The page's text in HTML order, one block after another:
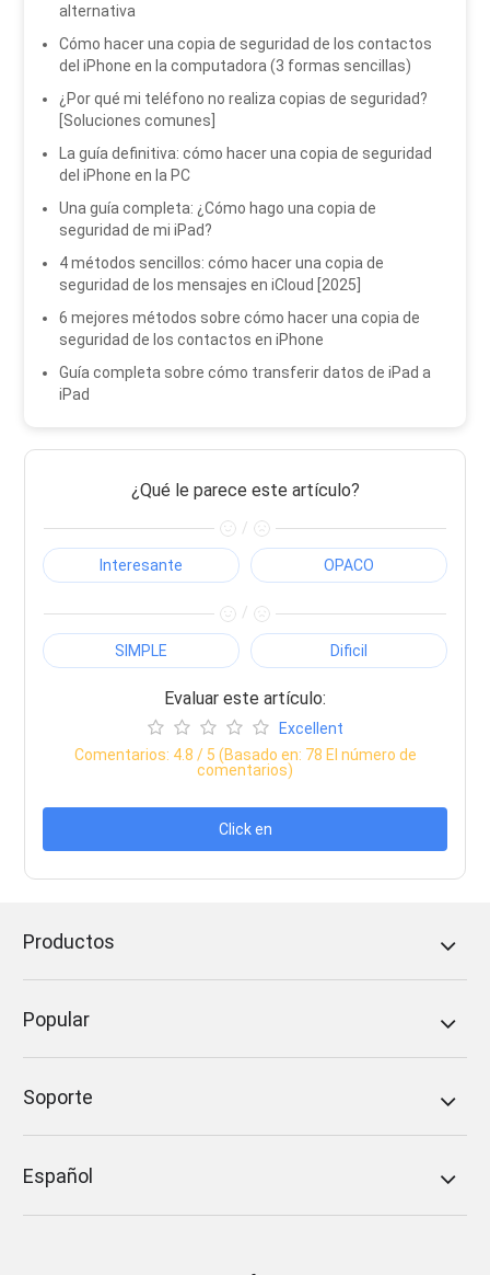
alternativa
Cómo hacer una copia de seguridad de los contactos
del iPhone en la computadora (3 formas sencillas)
¿Por qué mi teléfono no realiza copias de seguridad?
[Soluciones comunes]
La guía definitiva: cómo hacer una copia de seguridad
del iPhone en la PC
Una guía completa: ¿Cómo hago una copia de
seguridad de mi iPad?
4 métodos sencillos: cómo hacer una copia de
seguridad de los mensajes en iCloud [2025]
6 mejores métodos sobre cómo hacer una copia de
seguridad de los contactos en iPhone
Guía completa sobre cómo transferir datos de iPad a
iPad
¿Qué le parece este artículo?
/
Interesante OPACO
/
SIMPLE Dificil
Evaluar este artículo:
Excellent
Comentarios: 4.8 / 5 (Basado en: 78 El número de
comentarios)
Click en
Productos
Popular
Soporte
Español